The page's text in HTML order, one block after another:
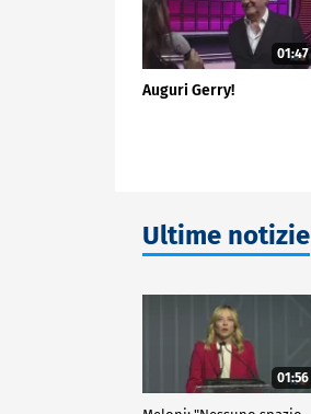
01:47
Auguri Gerry!
Ultime notizie
01:56